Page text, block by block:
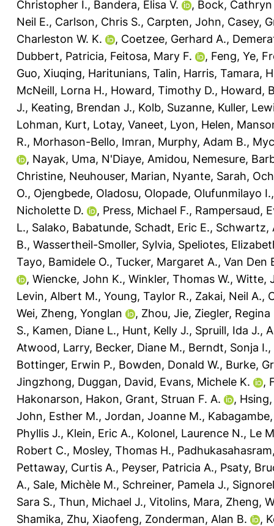
Christopher I., Bandera, Elisa V. , Bock, Cathryn
Neil E., Carlson, Chris S., Carpten, John, Casey,
Charleston W. K.
, Coetzee, Gerhard A.,
Dubbert, Patricia, Feitosa, Mary F. , Feng, Ye,
Guo, Xiuqing, Haritunians, Talin, Harris, Tamara,
McNeill, Lorna H., Howard, Timothy D., Howard,
J., Keating, Brendan J., Kolb, Suzanne, Kuller,
Lohman, Kurt, Lotay, Vaneet, Lyon, Helen,
R., Morhason-Bello, Imran, Murphy, Adam B.,
, Nayak, Uma, N'Diaye, Amidou, Nemesure,
Christine, Neuhouser, Marian, Nyante, Sarah,
O., Ojengbede, Oladosu, Olopade, Olufunmilayo I.
Nicholette D.
, Press, Michael F., Rampersaud,
L., Salako, Babatunde, Schadt, Eric E., Schwartz,
B., Wassertheil-Smoller, Sylvia, Speliotes,
Tayo, Bamidele O., Tucker, Margaret A., Van Den
, Wiencke, John K., Winkler, Thomas W., Witte,
Levin, Albert M., Young, Taylor R., Zakai, Neil A.,
Wei, Zheng, Yonglan , Zhou, Jie, Ziegler, Regina
S., Kamen, Diane L., Hunt, Kelly J., Spruill, Ida J.,
Atwood, Larry, Becker, Diane M., Berndt, Sonja I.,
Bottinger, Erwin P., Bowden, Donald W., Burke,
Jingzhong, Duggan, David, Evans, Michele K. ,
Hakonarson, Hakon, Grant, Struan F. A. ,
John, Esther M., Jordan, Joanne M.,
Phyllis J., Klein, Eric A., Kolonel, Laurence N., Le
Robert C., Mosley, Thomas H.,
Pettaway, Curtis A., Peyser, Patricia A., Psaty,
A., Sale, Michèle M., Schreiner, Pamela J.,
Sara S., Thun, Michael J., Vitolins, Mara, Zheng,
Shamika, Zhu, Xiaofeng, Zonderman, Alan B. ,